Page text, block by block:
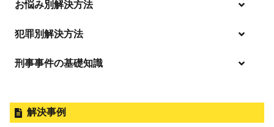
逮捕・監禁
強姦・準強姦
淫行・援助交際
公然わいせつ，わいせつ物頒布，淫
行勧誘罪
恐喝
危険ドラッグ
商標法違反
お悩み別解決方法
「逮捕」について適切に知ることで不安や悩みを解消する
逮捕後、早急な釈放・保釈を望むときにすべきこと
犯罪別解決方法
事件別－暴力事件
暴行・傷害
性犯罪 TOP
事件別－財産犯
刑事事件の基礎知識
外国人事件の手続きと特色
解決事例